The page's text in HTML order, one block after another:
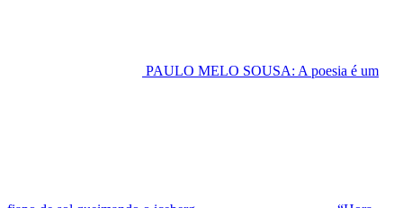
PAULO MELO SOUSA: A poesia é um